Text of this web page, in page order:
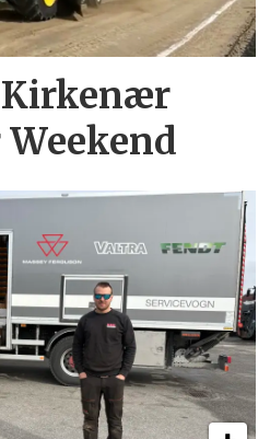
Kirkenær